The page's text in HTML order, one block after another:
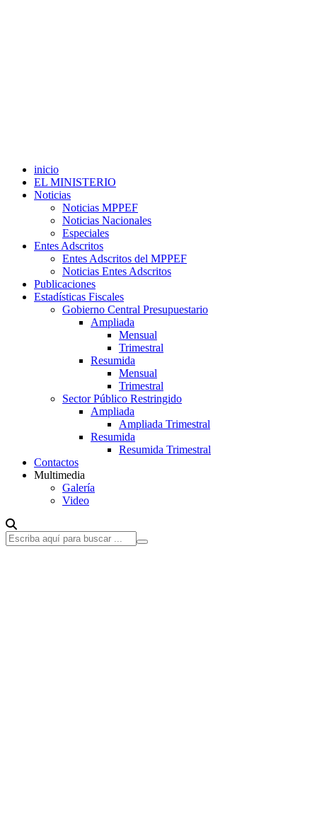
inicio
EL MINISTERIO
Noticias
Noticias MPPEF
Noticias Nacionales
Especiales
Entes Adscritos
Entes Adscritos del MPPEF
Noticias Entes Adscritos
Publicaciones
Estadísticas Fiscales
Gobierno Central Presupuestario
Ampliada
Mensual
Trimestral
Resumida
Mensual
Trimestral
Sector Público Restringido
Ampliada
Ampliada Trimestral
Resumida
Resumida Trimestral
Contactos
Multimedia
Galería
Video